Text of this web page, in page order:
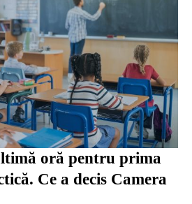
oră pentru prima
Ce a decis Camera